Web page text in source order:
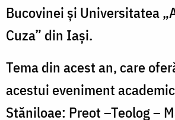
Bucovinei și Universitatea
Cuza” din Iași.
Tema din acest an, care
acestui eveniment
Stăniloae: Preot –Teolog –